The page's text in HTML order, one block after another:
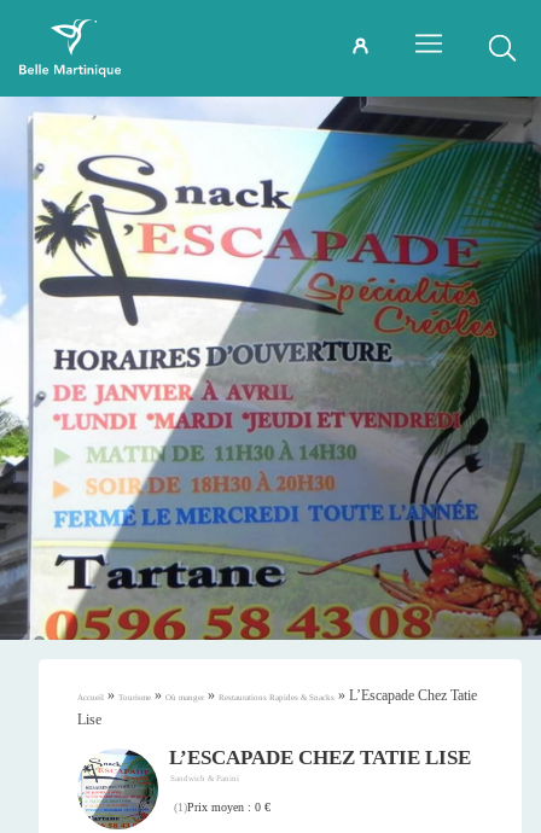
Accueil » Tourisme » Où manger » Restaurations Rapides & Snacks » L’Escapade Chez Tatie
Lise
L’ESCAPADE CHEZ TATIE LISE
Sandwich & Panini
(1)Prix moyen : 0 €